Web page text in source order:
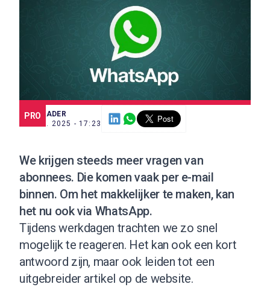
PRO
SCE TRADER
16 JUL. 2025 - 17:23
We krijgen steeds meer vragen van
abonnees. Die komen vaak per e-mail
binnen. Om het makkelijker te maken, kan
het nu ook via WhatsApp.
Tijdens werkdagen trachten we zo snel
mogelijk te reageren. Het kan ook een kort
antwoord zijn, maar ook leiden tot een
uitgebreider artikel op de website.